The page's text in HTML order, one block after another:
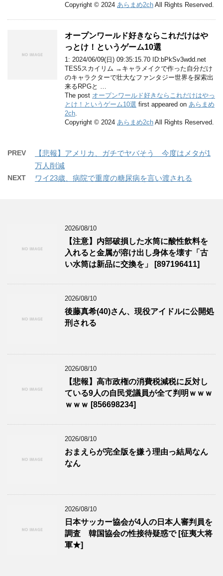
Copyright © 2024 あらまめ2ch All Rights Reserved.
オープンワールド好きならこれだけはや
っとけ！というゲーム10選
1: 2024/06/09(日) 09:35:15.70 ID:bPkSv3wdd.net
TES5スカイリム →キャラメイクで作った自分だけ
のキャラクターで壮大なファンタジー世界を探索出
来るRPGと …
The post オープンワールド好きならこれだけはやっ
とけ！というゲーム10選 first appeared on あらまめ
2ch
Copyright © 2024 あらまめ2ch All Rights Reserved.
PREV
【悲報】アメリカ、ガチでヤバそう 今度はメタが1
万人削減
NEXT ワイ23歳、病院で重度の糖尿病を言い渡される
2026/08/10
【注意】内部破損した水筒に酸性飲料を
入れると金属が溶け出し身体を壊す「古
い水筒は新品に交換を」 [897196411]
2026/08/10
後藤真希(40)さん、現役アイドルに公開処
刑される
2026/08/10
【悲報】高市政権の消費税減税に反対し
ている9人の自民党議員が全て判明ｗｗｗ
ｗｗｗ [856698234]
2026/08/10
おまえらが完全版を嫌う理由っ結局なん
なん
2026/08/10
日本サッカー協会が4人の日本人審判員を
調査 韓国協会の性接待疑惑で [征夷大将
軍★]